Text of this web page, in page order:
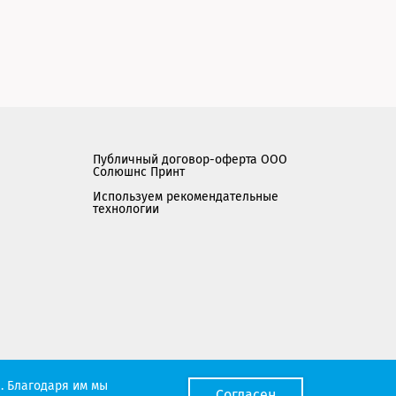
Публичный договор-оферта ООО
Солюшнс Принт
Используем рекомендательные
технологии
Мы работаем с порталом поставщиков
Благодаря им мы